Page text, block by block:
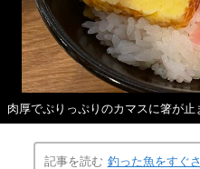
肉厚でぷりっぷりのカマスに箸が止
記事を読む 釣った魚をすぐ